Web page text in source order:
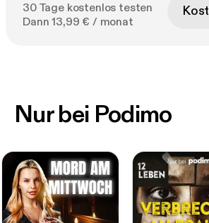
30 Tage kostenlos testen
Dann 13,99 € / monat
Nur bei Podimo